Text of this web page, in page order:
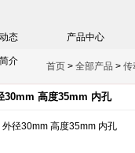
态 产品中心
介 首页 > 全部产品 > 传
30mm 高度35mm 内孔